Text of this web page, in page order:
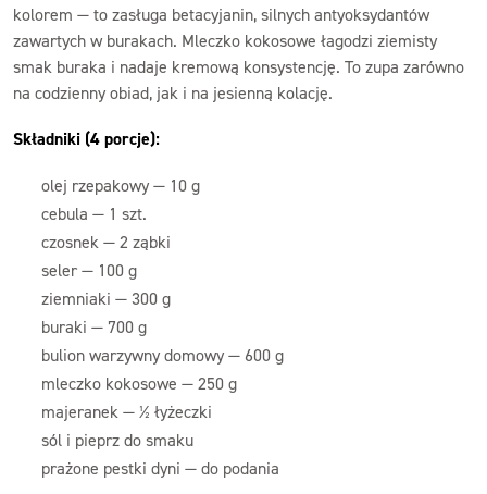
kolorem — to zasługa betacyjanin, silnych antyoksydantów
zawartych w burakach. Mleczko kokosowe łagodzi ziemisty
smak buraka i nadaje kremową konsystencję. To zupa zarówno
na codzienny obiad, jak i na jesienną kolację.
Składniki (4 porcje):
olej rzepakowy — 10 g
cebula — 1 szt.
czosnek — 2 ząbki
seler — 100 g
ziemniaki — 300 g
buraki — 700 g
bulion warzywny domowy — 600 g
mleczko kokosowe — 250 g
majeranek — ½ łyżeczki
sól i pieprz do smaku
prażone pestki dyni — do podania